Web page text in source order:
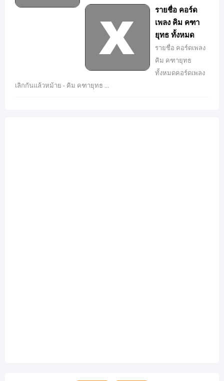
รายชื่อ คอร์ด
เพลง คิม คฑา
ยุทธ ทั้งหมด
รายชื่อ คอร์ดเพลง
คิม คฑายุทธ
ทั้งหมดคอร์ดเพลง
เลิกกันแล้วหม้าย - คิม คฑายุทธ ...